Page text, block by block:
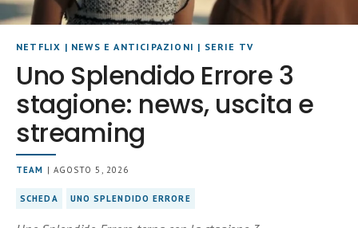
NETFLIX | NEWS E ANTICIPAZIONI | SERIE TV
Uno Splendido Errore 3
stagione: news, uscita e
streaming
TEAM | AGOSTO 5, 2026
SCHEDA UNO SPLENDIDO ERRORE